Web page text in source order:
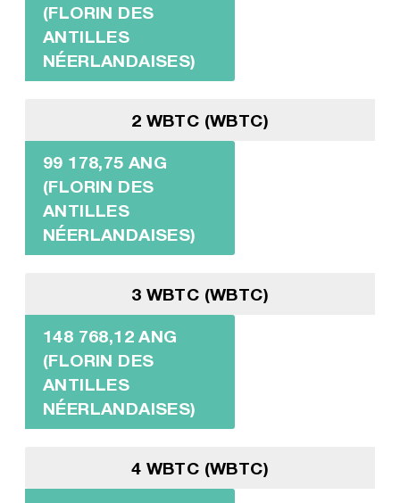
(FLORIN DES
ANTILLES
NÉERLANDAISES)
2 WBTC (WBTC)
99 178,75 ANG
(FLORIN DES
ANTILLES
NÉERLANDAISES)
3 WBTC (WBTC)
148 768,12 ANG
(FLORIN DES
ANTILLES
NÉERLANDAISES)
4 WBTC (WBTC)